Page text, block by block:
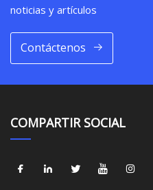
noticias y artículos
Contáctenos
COMPARTIR SOCIAL